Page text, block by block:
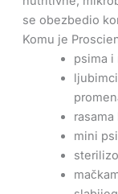
se obezbedio
Komu je
psima i
mini